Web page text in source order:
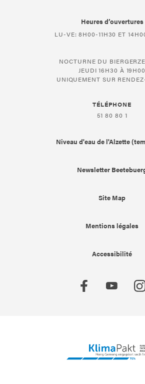
Heures d’ouvertures
LU-VE: 8H00-11H30 ET
NOCTURNE DU
JEUDI 16H30 À 19H00
UNIQUEMENT SUR
TÉLÉPHONE
51 80 80 1
Niveau d'eau de l'Alzette
Newsletter
Site Map
Mentions légales
Accessibilité